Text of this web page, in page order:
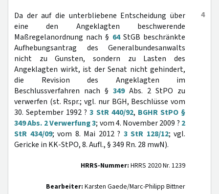
4
Da der auf die unterbliebene Entscheidung über
eine den Angeklagten beschwerende
Maßregelanordnung nach § 64StGB beschränkte
Aufhebungsantrag des Generalbundesanwalts
nicht zu Gunsten, sondern zu Lasten des
Angeklagten wirkt, ist der Senat nicht gehindert,
die Revision des Angeklagten im
Beschlussverfahren nach § 349Abs. 2 StPO zu
verwerfen (st. Rspr.; vgl. nur BGH, Beschlüsse vom
30. September 1992 ?3 StR 440/92, BGHR StPO §
349 Abs. 2 Verwerfung 3; vom 4. November 2009 ? 2
StR 434/09; vom 8. Mai 2012 ? 3 StR 128/12; vgl.
Gericke in KK-StPO, 8. Aufl., § 349 Rn. 28 mwN).
HRRS-Nummer: HRRS 2020 Nr. 1239
Bearbeiter: Karsten Gaede/Marc-Philipp Bittner